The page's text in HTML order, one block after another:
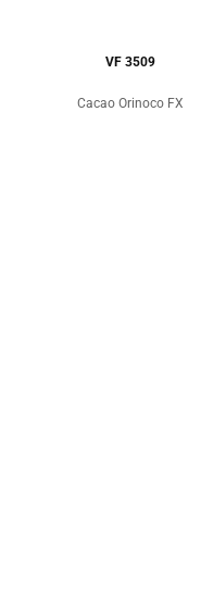
VF 3509
Cacao Orinoco FX